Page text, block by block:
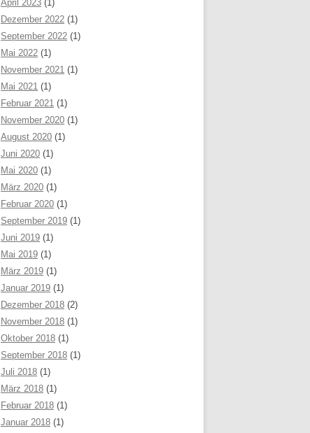
April 2023 (1)
Dezember 2022 (1)
September 2022 (1)
Mai 2022 (1)
November 2021 (1)
Mai 2021 (1)
Februar 2021 (1)
November 2020 (1)
August 2020 (1)
Juni 2020 (1)
Mai 2020 (1)
März 2020 (1)
Februar 2020 (1)
September 2019 (1)
Juni 2019 (1)
Mai 2019 (1)
März 2019 (1)
Januar 2019 (1)
Dezember 2018 (2)
November 2018 (1)
Oktober 2018 (1)
September 2018 (1)
Juli 2018 (1)
März 2018 (1)
Februar 2018 (1)
Januar 2018 (1)